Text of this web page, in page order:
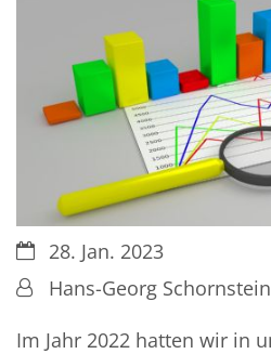
Datum:28. Jan. 2023
Von:Hans-Georg Schornstein
Im Jahr 2022 hatten wir in